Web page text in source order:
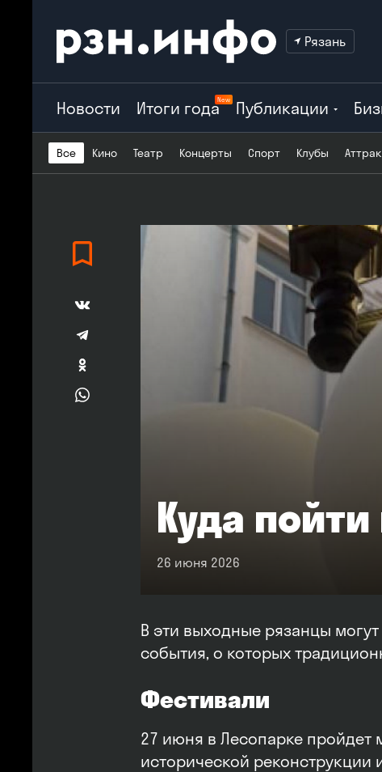
Рязань
Новости Итоги годаNew Публикации
Все Кино Театр Концерты Спорт Клубы
Куда
26 июня 2026
В эти выходные рязанцы
события, о которых
Фестивали
27 июня в Лесопарке пройдет
исторической